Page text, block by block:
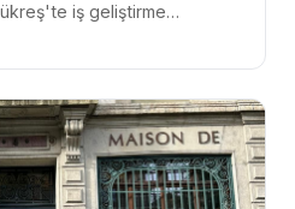
iş geliştirme